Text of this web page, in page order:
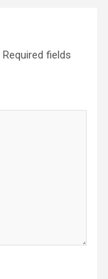
Required fields